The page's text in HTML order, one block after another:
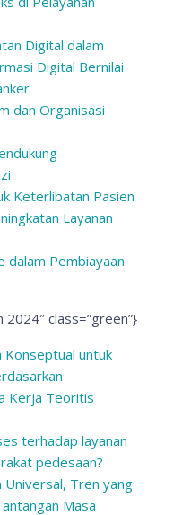
Digital dalam
Digital Bernilai
dan Organisasi
Keterlibatan Pasien
Layanan
dalam Pembiayaan
class=”green”}
Konseptual untuk
Kerja Teoritis
terhadap layanan
pedesaan?
Universal, Tren yang
Masa